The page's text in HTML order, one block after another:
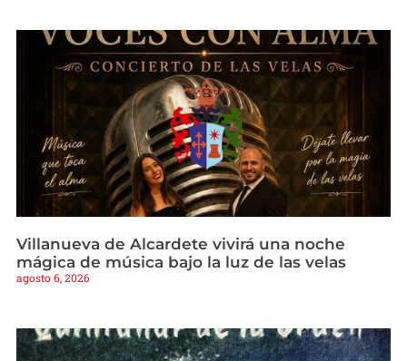
Villanueva de Alcardete vivirá una noche
mágica de música bajo la luz de las velas
agosto 6, 2026